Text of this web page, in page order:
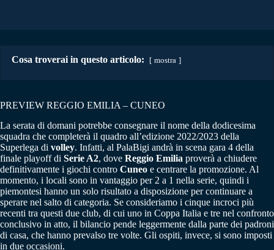
Cosa troverai in questo articolo: mostra
PREVIEW REGGIO EMILIA – CUNEO
La serata di domani potrebbe consegnare il nome della dodicesima
squadra che completerà il quadro all’edizione 2022/2023 della
Superlega di volley. Infatti, al PalaBigi andrà in scena gara 4 della
finale playoff di Serie A2, dove Reggio Emilia proverà a chiudere
definitivamente i giochi contro Cuneo e centrare la promozione. Al
momento, i locali sono in vantaggio per 2 a 1 nella serie, quindi i
piemontesi hanno un solo risultato a disposizione per continuare a
sperare nel salto di categoria. Se consideriamo i cinque incroci più
recenti tra questi due club, di cui uno in Coppa Italia e tre nel confronto
conclusivo in atto, il bilancio pende leggermente dalla parte dei padroni
di casa, che hanno prevalso tre volte. Gli ospiti, invece, si sono imposti
in due occasioni.